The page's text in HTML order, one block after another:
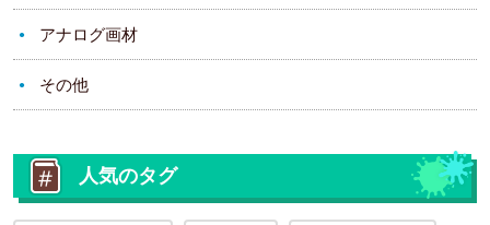
アナログ画材
その他
人気のタグ